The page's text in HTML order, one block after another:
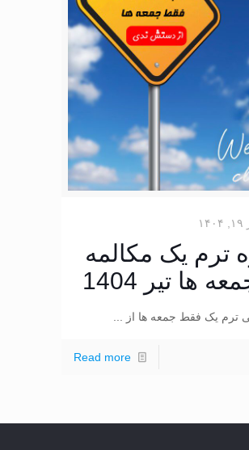
ترم یک مکالمه
ها تیر 1404
ترم یک فقط جمعه ها از ...
Read more